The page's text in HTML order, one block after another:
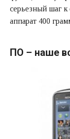
серьезный шаг
аппарат 400
ПО – наше